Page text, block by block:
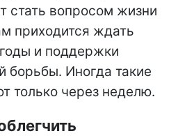
стать вопросом жизни
приходится ждать
и поддержки
борьбы. Иногда такие
только через неделю.